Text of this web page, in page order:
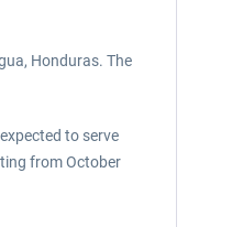
Honduras. The
to serve
from October